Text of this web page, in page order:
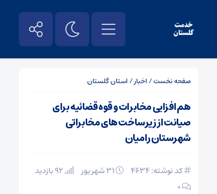
صفحه نخست/ اخبار/ استان گلستان
هم افزایی مخابرات و قوه قضائیه برای
صیانت از زیرساخت های مخابراتی
شهرستان رامیان
کد نوشته: 4634
۰